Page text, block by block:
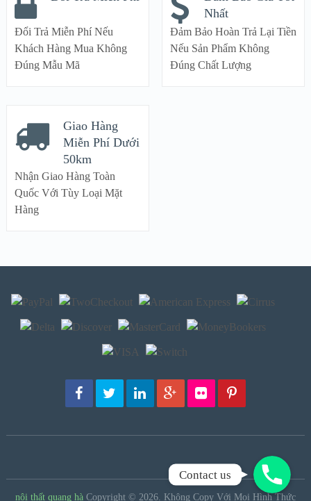
Đổi Trả Miễn Phí Nếu
Khách Hàng Mua Không
Đúng Mẫu Mã
Nhất
Đảm Bảo Hoàn Trả Lại Tiền
Nếu Sản Phẩm Không
Đúng Chất Lượng
Giao Hàng
Miễn Phí Dưới
50km
Nhận Giao Hàng Toàn
Quốc Với Tùy Loại Mặt
Hàng
nội thất quang hàCopyright © 2026. Không Copy Với Mọi Hình Thức
Gọi Ngay!
Contact us